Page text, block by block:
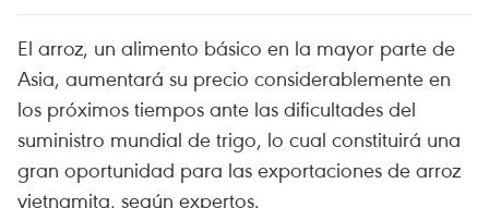
El arroz, un alimento básico en la mayor parte de
Asia, aumentará su precio considerablemente en
los próximos tiempos ante las dificultades del
suministro mundial de trigo, lo cual constituirá una
gran oportunidad para las exportaciones de arroz
vietnamita, según expertos.